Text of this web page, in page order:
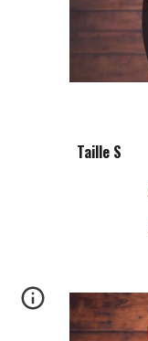
Taille S